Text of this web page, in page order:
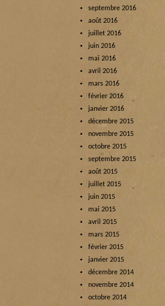
septembre 2016
août 2016
juillet 2016
juin 2016
mai 2016
avril 2016
mars 2016
février 2016
janvier 2016
décembre 2015
novembre 2015
octobre 2015
septembre 2015
août 2015
juillet 2015
juin 2015
mai 2015
avril 2015
mars 2015
février 2015
janvier 2015
décembre 2014
novembre 2014
octobre 2014